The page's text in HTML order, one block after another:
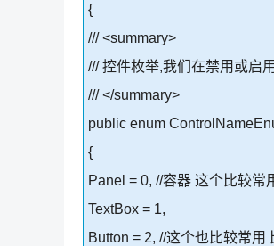
{
/// <summary>
/// 控件枚举,我们在禁用或启
/// </summary>
public enum
{
Panel = 0, //容器 这个比较常
TextBox = 1,
Button = 2, //这个也比较常用